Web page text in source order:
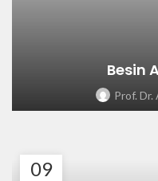
Besin
Prof.
09